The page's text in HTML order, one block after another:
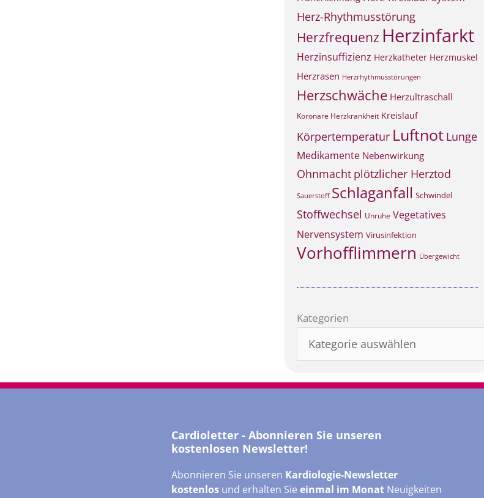
Herz-Rhythmusstörung
Herzfrequenz Herzinfarkt
Herzinsuffizienz Herzkatheter Herzmuskel
Herzrasen Herzrhythmusstörungen
Herzschwäche Herzultraschall
Koronare Herzkrankheit Kreislauf
Körpertemperatur Luftnot Lunge
Medikamente Nebenwirkung
Ohnmacht plötzlicher Herztod
Sauerstoff Schlaganfall Schwindel
Stoffwechsel Unruhe Vegetatives
Nervensystem Virusinfektion
Vorhofflimmern Übergewicht
Kategorien
Kategorien
Cardioletter - Abonnieren Sie unseren
kostenlosen Newsletter!
Abonnieren Sie unseren Kardiologie-Newsletter
kostenlos und erhalten Sieeinmal im Monat Neuigkeiten